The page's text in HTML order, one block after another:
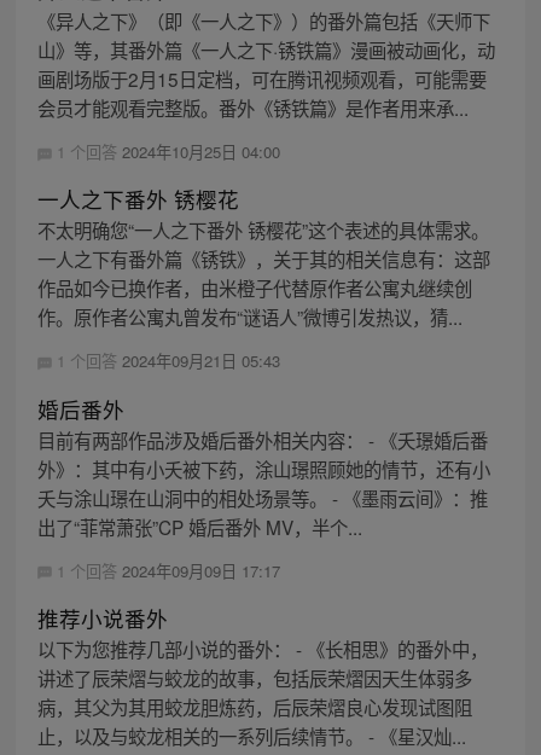
《异人之下》（即《一人之下》）的番外篇包括《天师下
山》等，其番外篇《一人之下·锈铁篇》漫画被动画化，动
画剧场版于2月15日定档，可在腾讯视频观看，可能需要
会员才能观看完整版。番外《锈铁篇》是作者用来承...
1 个回答 2024年10月25日 04:00
一人之下番外 锈樱花
不太明确您“一人之下番外 锈樱花”这个表述的具体需求。
一人之下有番外篇《锈铁》，关于其的相关信息有：这部
作品如今已换作者，由米橙子代替原作者公寓丸继续创
作。原作者公寓丸曾发布“谜语人”微博引发热议，猜...
1 个回答 2024年09月21日 05:43
婚后番外
目前有两部作品涉及婚后番外相关内容： - 《夭璟婚后番
外》：其中有小夭被下药，涂山璟照顾她的情节，还有小
夭与涂山璟在山洞中的相处场景等。 - 《墨雨云间》：推
出了“菲常萧张”CP 婚后番外 MV，半个...
1 个回答 2024年09月09日 17:17
推荐小说番外
以下为您推荐几部小说的番外： - 《长相思》的番外中，
讲述了辰荣熠与蛟龙的故事，包括辰荣熠因天生体弱多
病，其父为其用蛟龙胆炼药，后辰荣熠良心发现试图阻
止，以及与蛟龙相关的一系列后续情节。 - 《星汉灿...